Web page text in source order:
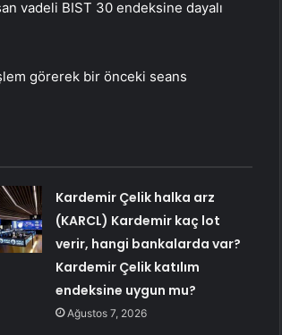
vadeli BIST 30 endeksine dayalı
görerek bir önceki seans
Kardemir Çelik halka arz
(KARCL) Kardemir kaç lot
verir, hangi bankalarda var?
Kardemir Çelik katılım
endeksine uygun mu?
Ağustos 7, 2026